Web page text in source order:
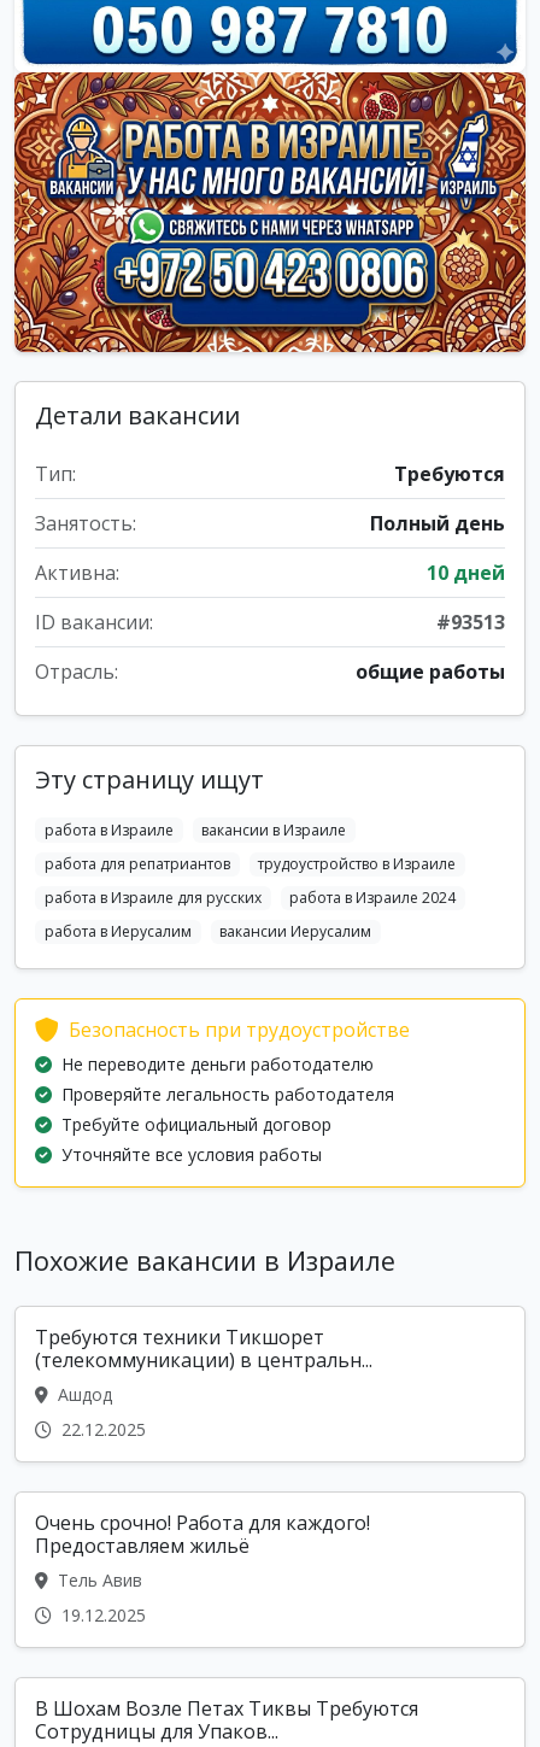
Детали вакансии
Тип:
Требуются
Занятость:
Полный день
Активна:
10 дней
ID вакансии:
#93513
Отрасль:
общие работы
Эту страницу ищут
работа в Израиле
вакансии в Израиле
работа для репатриантов
трудоустройство в Израиле
работа в Израиле для русских
работа в Израиле 2024
работа в Иерусалим
вакансии Иерусалим
Безопасность при трудоустройстве
Не переводите деньги работодателю
Проверяйте легальность работодателя
Требуйте официальный договор
Уточняйте все условия работы
Похожие вакансии в Израиле
Требуются техники Тикшорет
(телекоммуникации) в центральн...
Ашдод
22.12.2025
Очень срочно! Работа для каждого!
Предоставляем жильё
Тель Авив
19.12.2025
В Шохам Возле Петах Тиквы Требуются
Сотрудницы для Упаков...